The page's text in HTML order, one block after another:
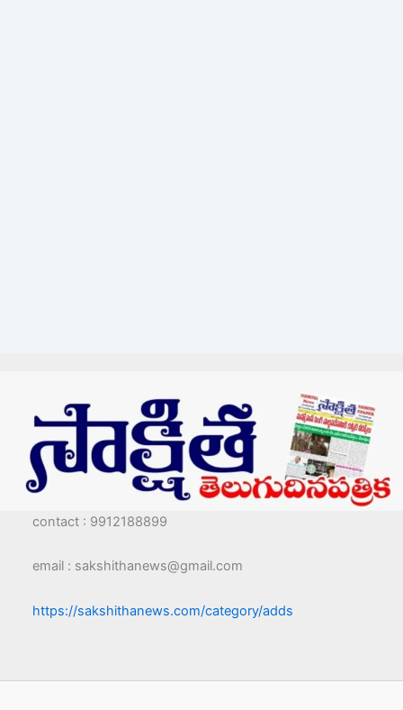
contact : 9912188899
email : sakshithanews@gmail.com
https://sakshithanews.com/category/adds